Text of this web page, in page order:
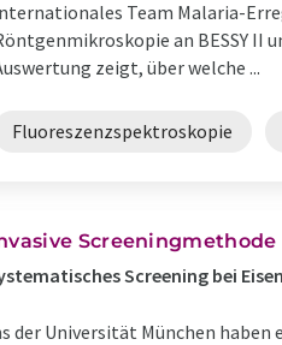
Team Malaria-
an BESSY II
zeigt, über welche ...
Fluoreszenzspektroskopie
Screeningmethode
Screening bei
der Universität München